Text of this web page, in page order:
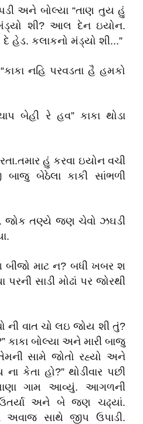
અને બોલ્યા “તાણ તુય હું
શી? આલ દેન ઇયોન.
કલાકનો મંડ્યો શી...”
નહિ પરવડતા હૈ હમકો
બેહી રે હવ” કાકા થોડા
હું કરવા ઇયોન વચી
બાજુ બેઠેલા કાકી સાંભળી
જોક તણ્યે જણ ચેવો ઝઘડી
માટ ન? બધી ખબર શ
સાડી મોઢાં પર જોરથી
વાત ચો લઇ જોય શી તું?
કાકા બોલ્યા અને મારી બાજુ
તેમની સામે જોતો રહ્યો અને
કેતા હો?” થોડીવાર પછી
ગામ આવ્યું. આગળની
અને બે જણ ચઢ્યાં.
અવાજ સાથે જીપ ઉપાડી.